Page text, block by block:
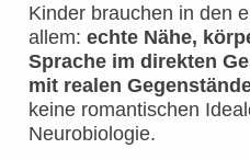
Kinder brauchen in den
allem: echte Nähe,
Sprache im direkten
mit realen
keine romantischen
Neurobiologie.